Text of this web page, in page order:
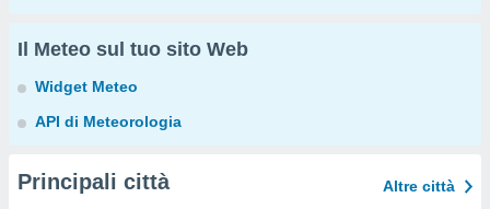
Il Meteo sul tuo sito Web
Widget Meteo
API di Meteorologia
Principali città Altre città